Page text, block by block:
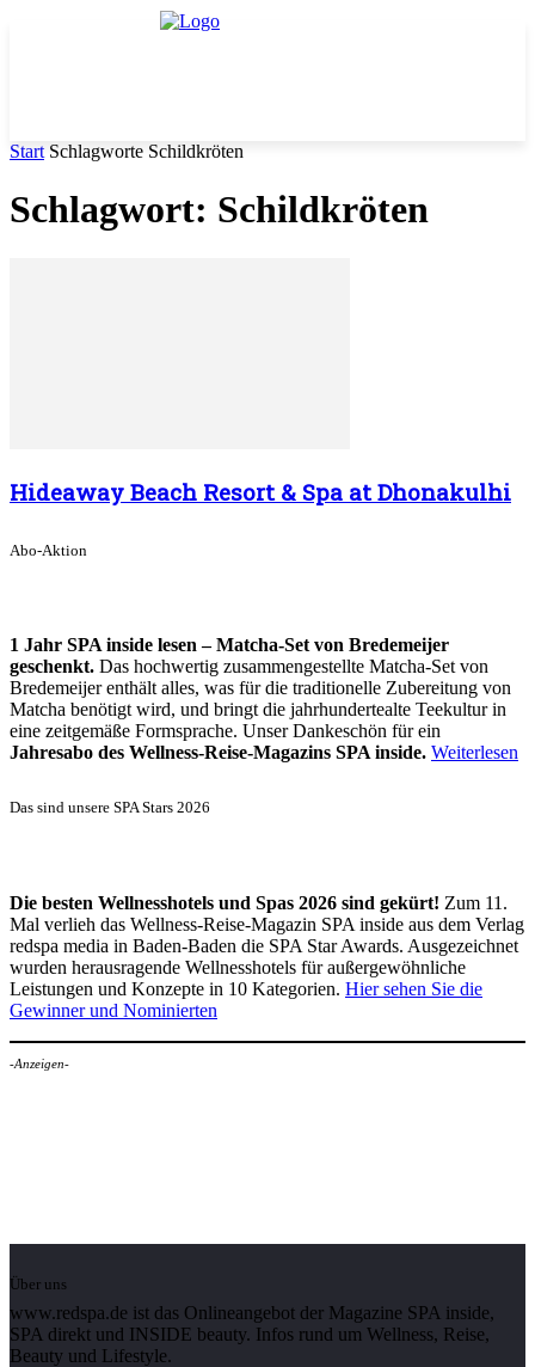
Start Schlagworte Schildkröten
Schlagwort: Schildkröten
Hideaway Beach Resort & Spa at Dhonakulhi
Abo-Aktion
1 Jahr SPA inside lesen – Matcha-Set von Bredemeijer
geschenkt. Das hochwertig zusammengestellte Matcha-Set von
Bredemeijer enthält alles, was für die traditionelle Zubereitung von
Matcha benötigt wird, und bringt die jahrhundertealte Teekultur in
eine zeitgemäße Formsprache. Unser Dankeschön für ein
Jahresabo des Wellness-Reise-Magazins SPA inside. Weiterlesen
Das sind unsere SPA Stars 2026
Die besten Wellnesshotels und Spas 2026 sind gekürt! Zum 11.
Mal verlieh das Wellness-Reise-Magazin SPA inside aus dem Verlag
redspa media in Baden-Baden die SPA Star Awards. Ausgezeichnet
wurden herausragende Wellnesshotels für außergewöhnliche
Leistungen und Konzepte in 10 Kategorien. Hier sehen Sie die
Gewinner und Nominierten
-Anzeigen-
Über uns
www.redspa.de ist das Onlineangebot der Magazine SPA inside,
SPA direkt und INSIDE beauty. Infos rund um Wellness, Reise,
Beauty und Lifestyle.